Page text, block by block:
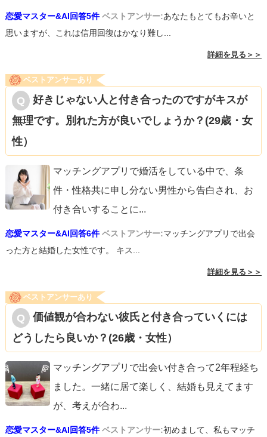
恋愛マスター&AI回答5件 ベストアンサー:あなたもとてもお辛いと
思いますが、これは信用回復はかなり難し...
詳細を見る＞＞
ベストアンサーあり
好きじゃない人と付き合ったのですがキスが
無理です。別れた方が良いでしょうか？(29歳・女
性）
マッチングアプリで婚活をしている中で、条
件・性格共に申し分ない男性から告白され、お
付き合いすることに...
恋愛マスター&AI回答6件 ベストアンサー:マッチングアプリで出会
った方と結婚した女性です。 キス...
詳細を見る＞＞
ベストアンサーあり
価値観が合わない彼氏と付き合っていくには
どうしたら良いか？(26歳・女性）
マッチングアプリで出会い付き合って2年程経ち
ました。一緒に居て楽しく、結婚も見えてます
が、考えが合わ...
恋愛マスター&AI回答5件 ベストアンサー:初めまして、私もマッチ